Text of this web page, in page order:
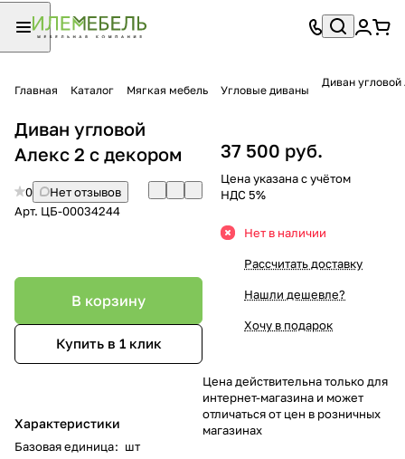
Главная Каталог Мягкая мебель Угловые диваны
Диван
Диван угловой
Алекс 2 с декором
0
Нет отзывов
Арт. ЦБ-00034244
В корзину
Купить в 1 клик
Характеристики
Базовая единица: шт
37 500 руб.
Цена указана с учётом
НДС 5%
Нет в наличии
Рассчитать доставку
Нашли дешевле?
Хочу в подарок
Цена действительна только для
интернет-магазина и может
отличаться от цен в розничных
магазинах